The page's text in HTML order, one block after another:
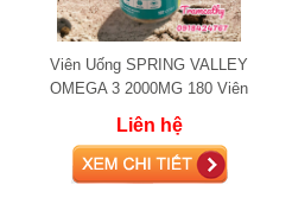
Viên Uống SPRING VALLEY
OMEGA 3 2000MG 180 Viên
Liên hệ